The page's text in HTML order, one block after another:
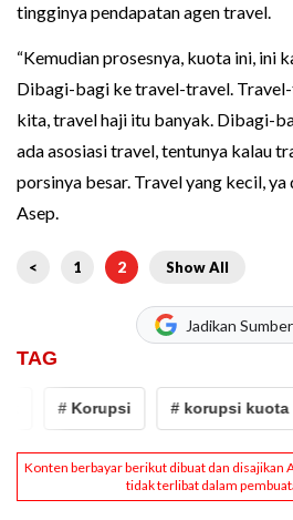
tingginya pendapatan agen travel.
“Kemudian prosesnya, kuota ini, ini
Dibagi-bagi ke travel-travel.
kita, travel haji itu banyak. Dibagi-
ada asosiasi travel, tentunya kalau
porsinya besar. Travel yang kecil, ya
Asep.
< 1 2 Show All
Jadikan
TAG
# Korupsi # korupsi kuota haji